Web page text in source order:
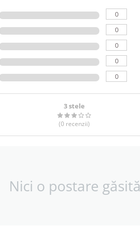
0
0
0
0
0
3 stele
(0 recenzii)
Nici o postare găsită